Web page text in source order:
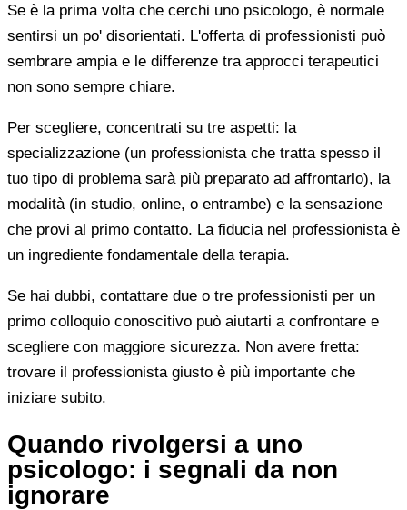
Se è la prima volta che cerchi uno psicologo, è normale
sentirsi un po' disorientati. L'offerta di professionisti può
sembrare ampia e le differenze tra approcci terapeutici
non sono sempre chiare.
Per scegliere, concentrati su tre aspetti: la
specializzazione (un professionista che tratta spesso il
tuo tipo di problema sarà più preparato ad affrontarlo), la
modalità (in studio, online, o entrambe) e la sensazione
che provi al primo contatto. La fiducia nel professionista è
un ingrediente fondamentale della terapia.
Se hai dubbi, contattare due o tre professionisti per un
primo colloquio conoscitivo può aiutarti a confrontare e
scegliere con maggiore sicurezza. Non avere fretta:
trovare il professionista giusto è più importante che
iniziare subito.
Quando rivolgersi a uno
psicologo: i segnali da non
ignorare